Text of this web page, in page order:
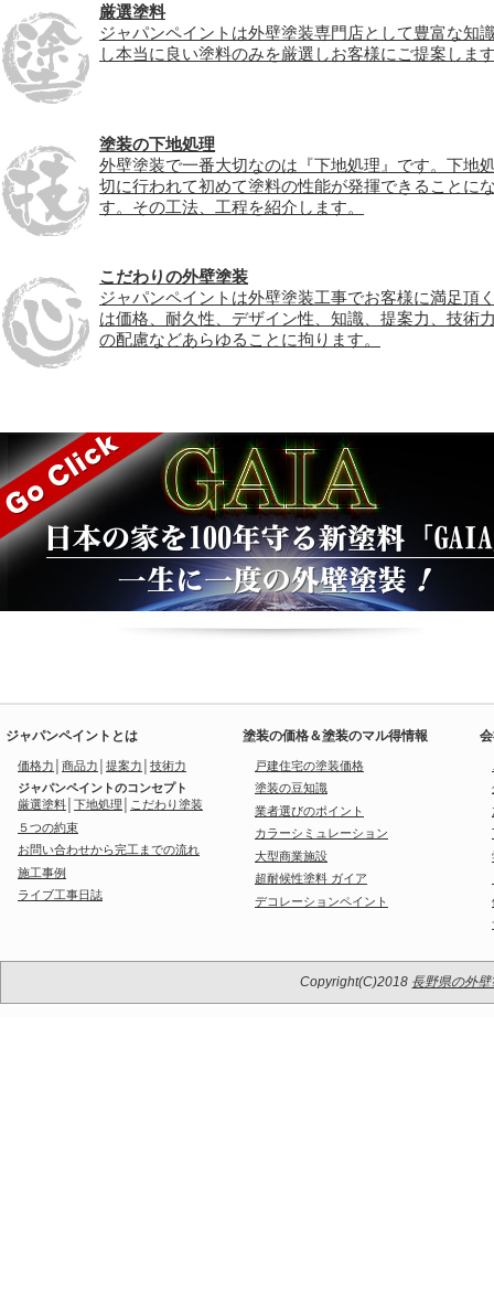
厳選塗料
ジャパンペイントは外壁塗装専門店として豊富な知
し本当に良い塗料のみを厳選しお客様にご提案しま
塗装の下地処理
外壁塗装で一番大切なのは『下地処理』です。下地
切に行われて初めて塗料の性能が発揮できることに
す。その工法、工程を紹介します。
こだわりの外壁塗装
ジャパンペイントは外壁塗装工事でお客様に満足頂
は価格、耐久性、デザイン性、知識、提案力、技術
の配慮などあらゆることに拘ります。
ジャパンペイントとは
価格力 商品力 提案力
技術力
ジャパンペイントのコンセプト
厳選塗料 下地処理
こだわり塗装
５つの約束
お問い合わせから完工までの流れ
施工事例
ライブ工事日誌
塗装の価格＆塗装のマル得情報
戸建住宅の塗装価格
塗装の豆知識
業者選びのポイント
カラーシミュレーション
大型商業施設
超耐候性塗料 ガイア
デコレーションペイント
Copyright(C)2018 長野県の外